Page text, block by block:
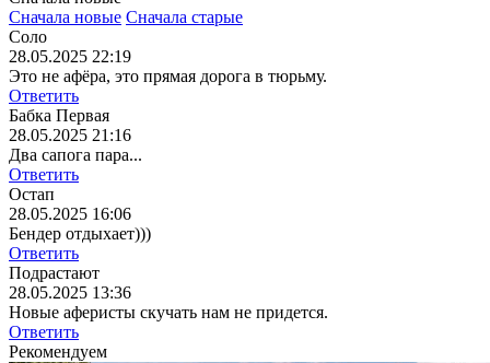
Сначала новые Сначала старые
Соло
28.05.2025 22:19
Это не афёра, это прямая дорога в тюрьму.
Ответить
Бабка Первая
28.05.2025 21:16
Два сапога пара...
Ответить
Остап
28.05.2025 16:06
Бендер отдыхает)))
Ответить
Подрастают
28.05.2025 13:36
Новые аферисты скучать нам не придется.
Ответить
Рекомендуем